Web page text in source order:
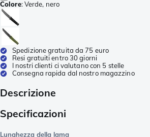
Colore:Verde, nero
Spedizione gratuita da 75 euro
Resi gratuiti entro 30 giorni
I nostri clienti ci valutano con 5 stelle
Consegna rapida dal nostro magazzino
Descrizione
Specificazioni
Lunghezza della lama